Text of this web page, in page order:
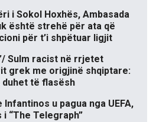
i Sokol Hoxhës, Ambasada
është strehë për ata që
për t’i shpëtuar ligjit
Sulm racist në rrjetet
grek me origjinë shqiptare:
të flasësh
Infantinos u pagua nga UEFA,
“The Telegraph”